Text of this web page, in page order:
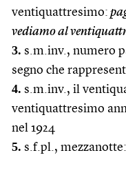
ventiquattresimo:
vediamo al
3. s.m.inv., numero
segno che
4. s.m.inv., il
ventiquattresimo
nel 1924
5. s.f.pl., mezzanotte: